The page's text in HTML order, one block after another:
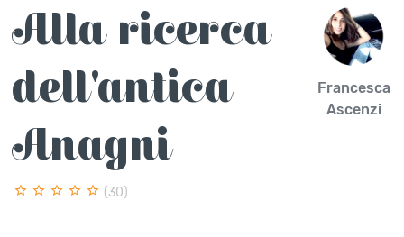
Alla ricerca
dell'antica
Anagni
(30)
Francesca
Ascenzi